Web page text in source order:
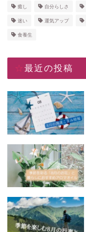
癒し 自分らしさ
迷い 運気アップ
食養生
☆最近の投稿